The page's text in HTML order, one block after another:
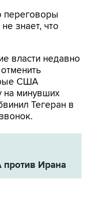
переговоры
знает, что
власти недавно
США
на минувших
Тегеран в
Ирана